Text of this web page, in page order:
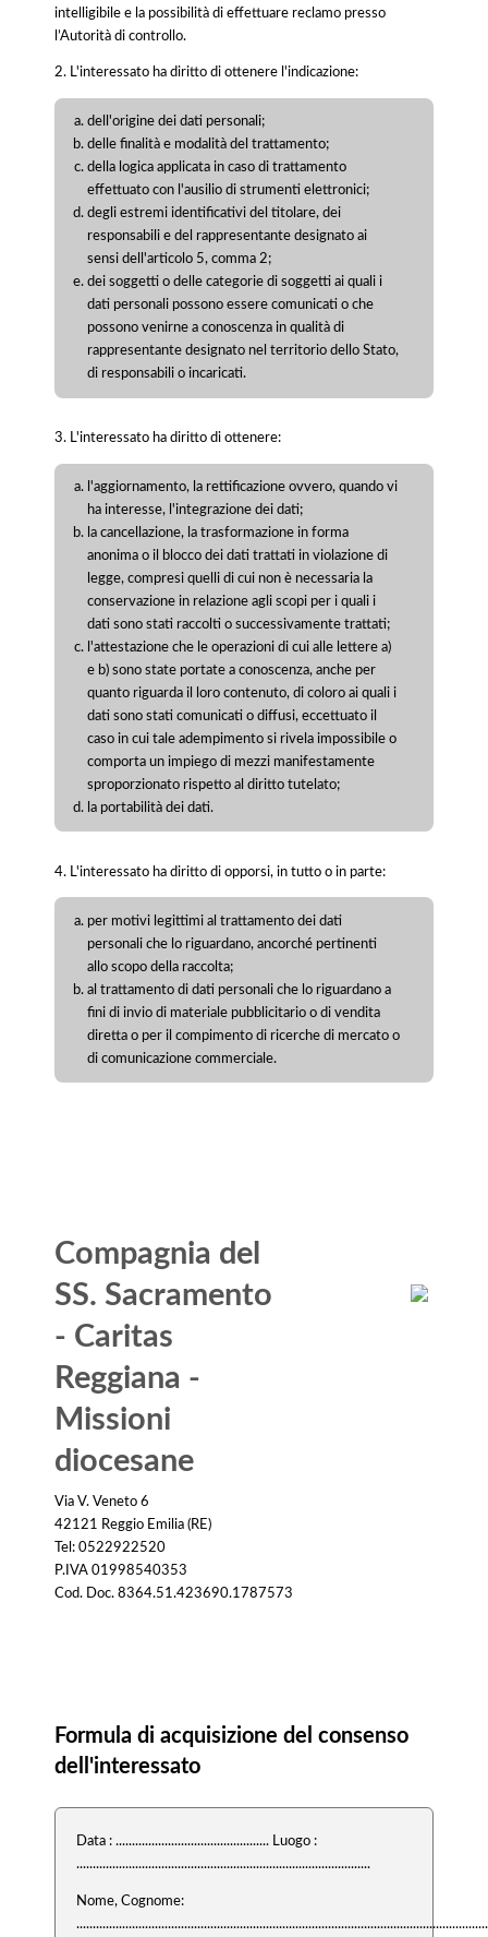
intelligibile e la possibilità di effettuare reclamo presso
l’Autorità di controllo.
2. L'interessato ha diritto di ottenere l'indicazione:
dell'origine dei dati personali;
delle finalità e modalità del trattamento;
della logica applicata in caso di trattamento
effettuato con l'ausilio di strumenti elettronici;
degli estremi identificativi del titolare, dei
responsabili e del rappresentante designato ai
sensi dell'articolo 5, comma 2;
dei soggetti o delle categorie di soggetti ai quali i
dati personali possono essere comunicati o che
possono venirne a conoscenza in qualità di
rappresentante designato nel territorio dello Stato,
di responsabili o incaricati.
3. L'interessato ha diritto di ottenere:
l'aggiornamento, la rettificazione ovvero, quando vi
ha interesse, l'integrazione dei dati;
la cancellazione, la trasformazione in forma
anonima o il blocco dei dati trattati in violazione di
legge, compresi quelli di cui non è necessaria la
conservazione in relazione agli scopi per i quali i
dati sono stati raccolti o successivamente trattati;
l'attestazione che le operazioni di cui alle lettere a)
e b) sono state portate a conoscenza, anche per
quanto riguarda il loro contenuto, di coloro ai quali i
dati sono stati comunicati o diffusi, eccettuato il
caso in cui tale adempimento si rivela impossibile o
comporta un impiego di mezzi manifestamente
sproporzionato rispetto al diritto tutelato;
la portabilità dei dati.
4. L'interessato ha diritto di opporsi, in tutto o in parte:
per motivi legittimi al trattamento dei dati
personali che lo riguardano, ancorché pertinenti
allo scopo della raccolta;
al trattamento di dati personali che lo riguardano a
fini di invio di materiale pubblicitario o di vendita
diretta o per il compimento di ricerche di mercato o
di comunicazione commerciale.
Compagnia del
SS. Sacramento
- Caritas
Reggiana -
Missioni
diocesane
Via V. Veneto 6
42121 Reggio Emilia (RE)
Tel: 0522922520
P.IVA 01998540353
Cod. Doc. 8364.51.423690.1787573
Formula di acquisizione del consenso
dell'interessato
Data : ............................................... Luogo :
..........................................................................................
Nome, Cognome: